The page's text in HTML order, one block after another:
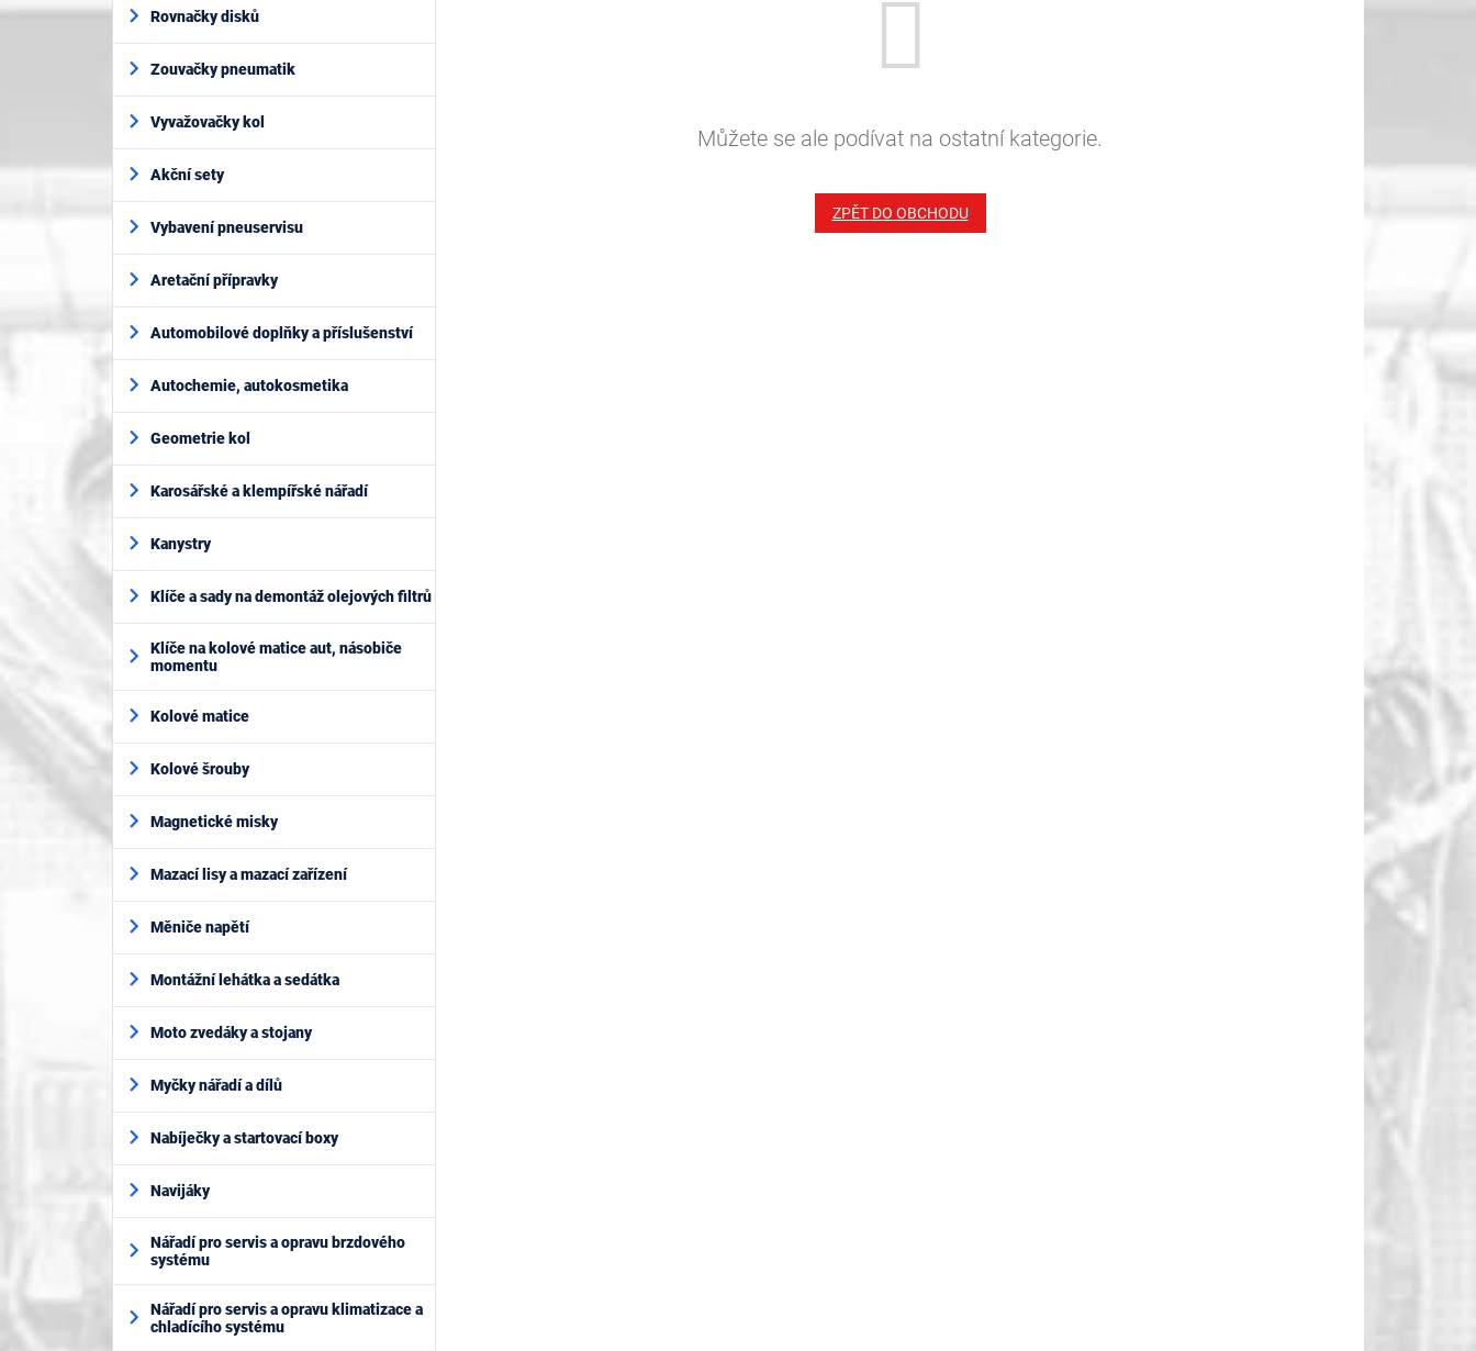
í
e
Rovnačky disků
Zouvačky pneumatik
Vyvažovačky kol
Akční sety
Vybavení pneuservisu
Aretační přípravky
Automobilové doplňky a příslušenství
Autochemie, autokosmetika
Geometrie kol
Karosářské a klempířské nářadí
Kanystry
Klíče a sady na demontáž olejových filtrů
Klíče na kolové matice aut, násobiče
momentu
Kolové matice
Kolové šrouby
Magnetické misky
Mazací lisy a mazací zařízení
Měniče napětí
Montážní lehátka a sedátka
Moto zvedáky a stojany
Myčky nářadí a dílů
Nabíječky a startovací boxy
Navijáky
Nářadí pro servis a opravu brzdového
systému
Nářadí pro servis a opravu klimatizace a
chladícího systému
Můžete se ale podívat na ostatní kategorie.
ZPĚT DO OBCHODU